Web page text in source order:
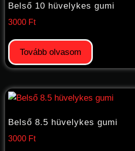
Belső 10 hüvelykes gumi
3000 Ft
Tovább olvasom
Belső 8.5 hüvelykes gumi
3000 Ft